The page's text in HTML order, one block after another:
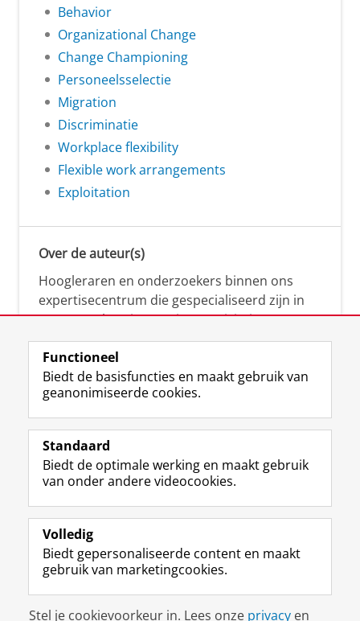
Behavior
Organizational Change
Change Championing
Personeelsselectie
Migration
Discriminatie
Workplace flexibility
Flexible work arrangements
Exploitation
Over de auteur(s)
Hoogleraren en onderzoekers binnen ons
expertisecentrum die gespecialiseerd zijn in
samenwerken, innovatie, creativiteit,
diversiteit, leiderschap en ethisch gedrag.
Over deze blog
Via deze blog vertalen onze experts hun
(actuele) wetenschappelijke kennis naar
praktische, heldere en toegankelijke inzichten.
Disclaimer & Copyright
Functioneel
Biedt de basisfuncties en maakt gebruik van
geanonimiseerde cookies.
Standaard
Biedt de optimale werking en maakt gebruik
van onder andere videocookies.
Volledig
Biedt gepersonaliseerde content en maakt
gebruik van marketingcookies.
Stel je cookievoorkeur in. Lees onze privacy en